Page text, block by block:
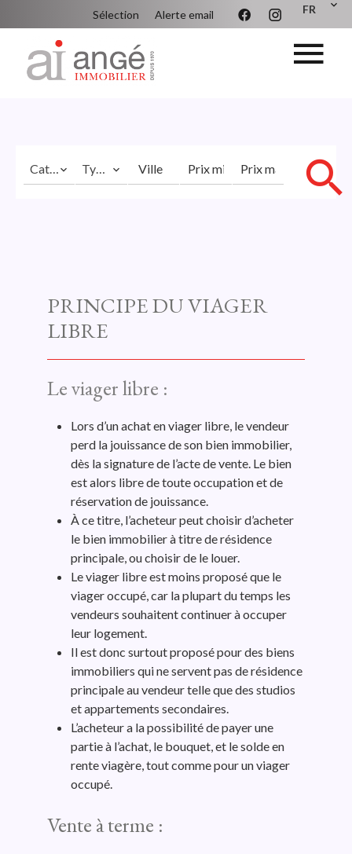
FR
Sélection Alerte email
Catégorie Types Ville
PRINCIPE DU VIAGER
LIBRE
Le viager libre :
Lors d’un achat en viager libre, le vendeur
perd la jouissance de son bien immobilier,
dès la signature de l’acte de vente. Le bien
est alors libre de toute occupation et de
réservation de jouissance.
À ce titre, l’acheteur peut choisir d’acheter
le bien immobilier à titre de résidence
principale, ou choisir de le louer.
Le viager libre est moins proposé que le
viager occupé, car la plupart du temps les
vendeurs souhaitent continuer à occuper
leur logement.
Il est donc surtout proposé pour des biens
immobiliers qui ne servent pas de résidence
principale au vendeur telle que des studios
et appartements secondaires.
L’acheteur a la possibilité de payer une
partie à l’achat, le bouquet, et le solde en
rente viagère, tout comme pour un viager
occupé.
Vente à terme :